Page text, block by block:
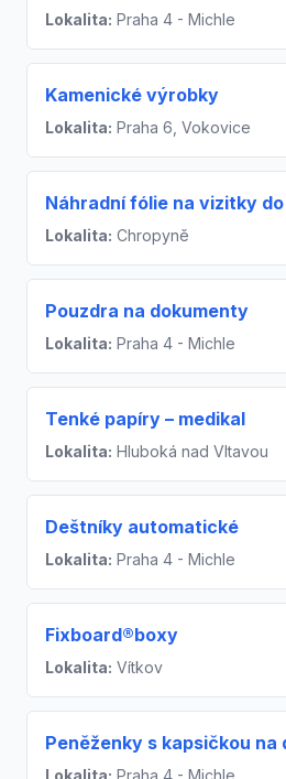
Lokalita: Praha 4 - Michle
Kamenické výrobky
Lokalita: Praha 6, Vokovice
Náhradní fólie na vizitky
Lokalita: Chropyně
Pouzdra na dokumenty
Lokalita: Praha 4 - Michle
Tenké papíry – medikal
Lokalita: Hluboká nad Vltavou
Deštníky automatické
Lokalita: Praha 4 - Michle
Fixboard®boxy
Lokalita: Vítkov
Peněženky s kapsičkou na